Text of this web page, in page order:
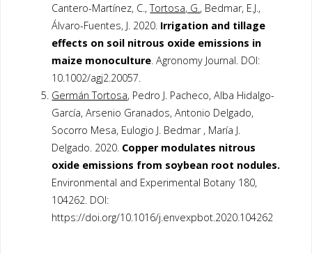
Cantero-Martínez, C.,Tortosa, G. , Bedmar, E.J.,
Álvaro-Fuentes, J. 2020. Irrigation and tillage
effects on soil nitrous oxide emissions in
maize monoculture . Agronomy Journal. DOI:
10.1002/agj2.20057.
Germán Tortosa, Pedro J. Pacheco, Alba Hidalgo-
García, Arsenio Granados, Antonio Delgado,
Socorro Mesa, Eulogio J. Bedmar , María J.
Delgado. 2020. Copper modulates nitrous
oxide emissions from soybean root nodules.
Environmental and Experimental Botany 180,
104262. DOI:
https://doi.org/10.1016/j.envexpbot.2020.104262